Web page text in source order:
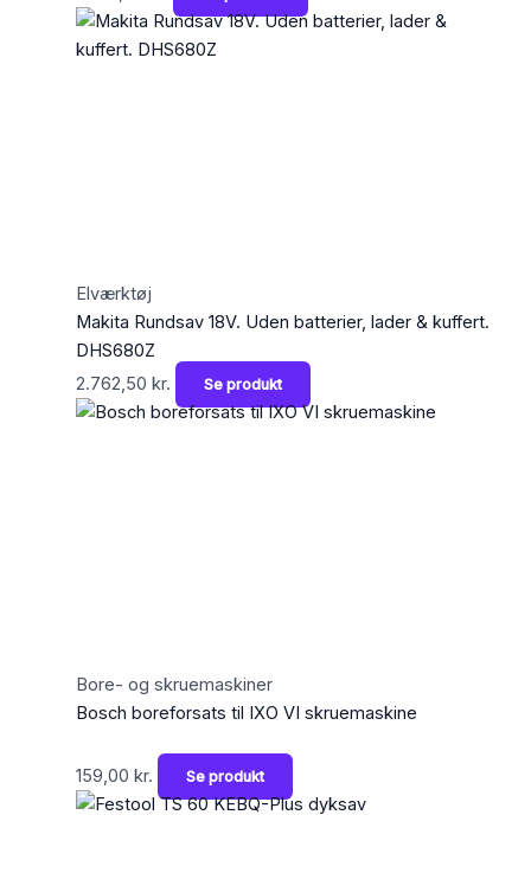
Elværktøj
Makita Rundsav 18V. Uden batterier, lader & kuffert.
DHS680Z
2.762,50 kr. Se produkt
Bore- og skruemaskiner
Bosch boreforsats til IXO VI skruemaskine
159,00 kr. Se produkt